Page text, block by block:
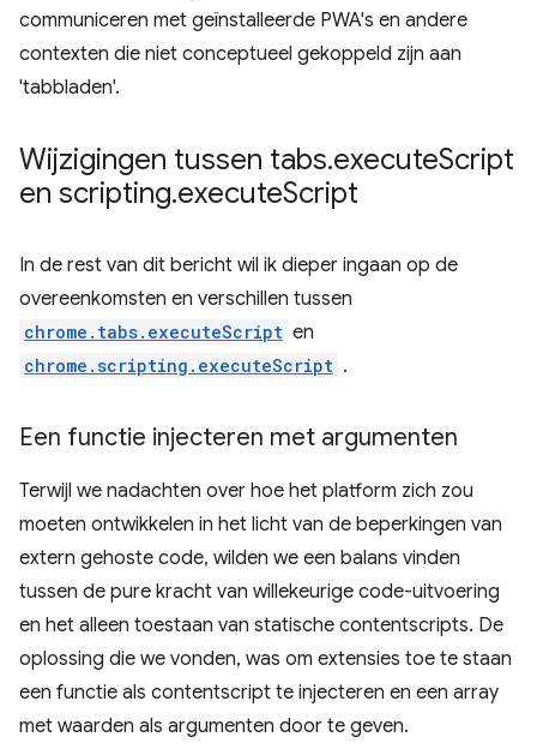
communiceren met geïnstalleerde PWA's en andere
contexten die niet conceptueel gekoppeld zijn aan
'tabbladen'.
Wijzigingen tussen tabs.executeScript
en scripting.executeScript
In de rest van dit bericht wil ik dieper ingaan op de
overeenkomsten en verschillen tussen
chrome.tabs.executeScript en
chrome.scripting.executeScript .
Een functie injecteren met argumenten
Terwijl we nadachten over hoe het platform zich zou
moeten ontwikkelen in het licht van de beperkingen van
extern gehoste code, wilden we een balans vinden
tussen de pure kracht van willekeurige code-uitvoering
en het alleen toestaan ​​van statische contentscripts. De
oplossing die we vonden, was om extensies toe te staan ​​
een functie als contentscript te injecteren en een array
met waarden als argumenten door te geven.